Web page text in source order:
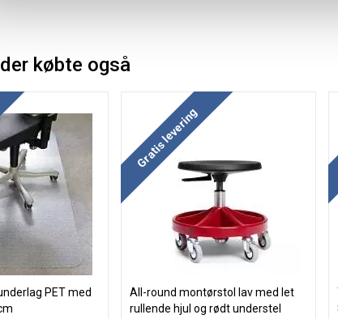
købte også
PET med
Gratis levering
All-round montørstol lav med let
rullende hjul og rødt understel